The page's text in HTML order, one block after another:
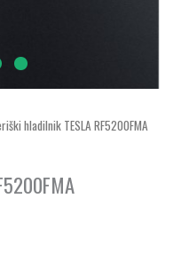
hladilnik TESLA RF5200FMA